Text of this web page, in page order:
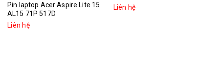
Pin laptop Acer Aspire Lite 15
AL15 71P 517D
Liên hệ
Liên hệ